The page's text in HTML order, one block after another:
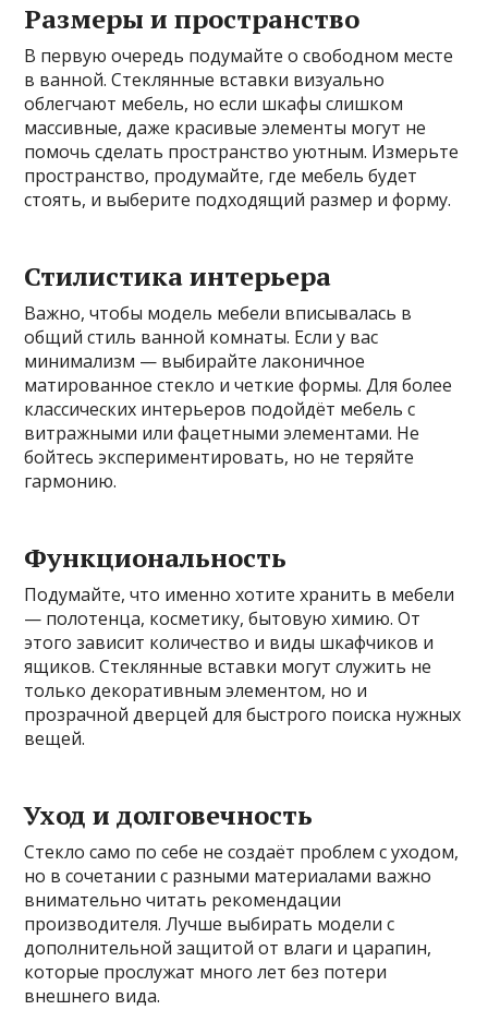
Размеры и пространство
В первую очередь подумайте о свободном месте
в ванной. Стеклянные вставки визуально
облегчают мебель, но если шкафы слишком
массивные, даже красивые элементы могут не
помочь сделать пространство уютным. Измерьте
пространство, продумайте, где мебель будет
стоять, и выберите подходящий размер и форму.
Стилистика интерьера
Важно, чтобы модель мебели вписывалась в
общий стиль ванной комнаты. Если у вас
минимализм — выбирайте лаконичное
матированное стекло и четкие формы. Для более
классических интерьеров подойдёт мебель с
витражными или фацетными элементами. Не
бойтесь экспериментировать, но не теряйте
гармонию.
Функциональность
Подумайте, что именно хотите хранить в мебели
— полотенца, косметику, бытовую химию. От
этого зависит количество и виды шкафчиков и
ящиков. Стеклянные вставки могут служить не
только декоративным элементом, но и
прозрачной дверцей для быстрого поиска нужных
вещей.
Уход и долговечность
Стекло само по себе не создаёт проблем с уходом,
но в сочетании с разными материалами важно
внимательно читать рекомендации
производителя. Лучше выбирать модели с
дополнительной защитой от влаги и царапин,
которые прослужат много лет без потери
внешнего вида.